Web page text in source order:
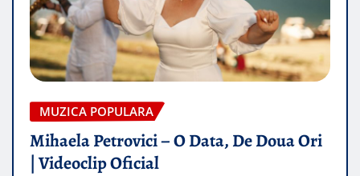
MUZICA POPULARA
Mihaela Petrovici – O Data, De Doua Ori
| Videoclip Oficial